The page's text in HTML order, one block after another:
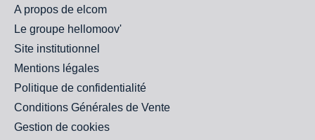
A propos de elcom
Le groupe hellomoov'
Site institutionnel
Mentions légales
Politique de confidentialité
Conditions Générales de Vente
Gestion de cookies